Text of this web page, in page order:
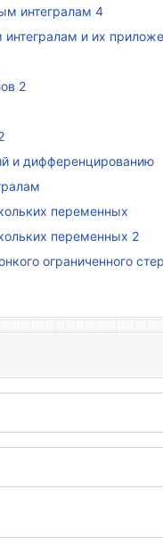
интегралам 4
и их
2
и дифференцированию
переменных
переменных 2
ограниченного